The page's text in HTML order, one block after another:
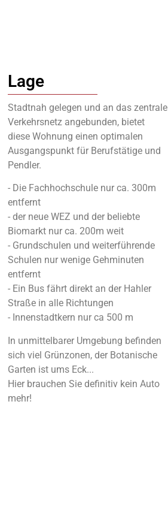
Lage
Stadtnah gelegen und an das zentrale
Verkehrsnetz angebunden, bietet
diese Wohnung einen optimalen
Ausgangspunkt für Berufstätige und
Pendler.
- Die Fachhochschule nur ca. 300m
entfernt
- der neue WEZ und der beliebte
Biomarkt nur ca. 200m weit
- Grundschulen und weiterführende
Schulen nur wenige Gehminuten
entfernt
- Ein Bus fährt direkt an der Hahler
Straße in alle Richtungen
- Innenstadtkern nur ca 500 m
In unmittelbarer Umgebung befinden
sich viel Grünzonen, der Botanische
Garten ist ums Eck...
Hier brauchen Sie definitiv kein Auto
mehr!